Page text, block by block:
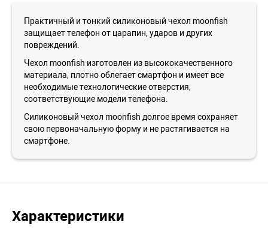
Практичный и тонкий силиконовый чехол moonfish
защищает телефон от царапин, ударов и других
повреждений.
Чехол moonfish изготовлен из высококачественного
материала, плотно облегает смартфон и имеет все
необходимые технологические отверстия,
соответствующие модели телефона.
Силиконовый чехол moonfish долгое время сохраняет
свою первоначальную форму и не растягивается на
смартфоне.
Характеристики